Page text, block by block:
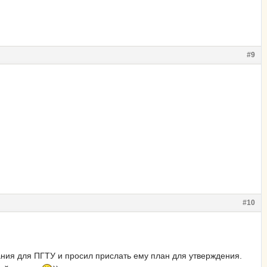
#9
#10
для ПГТУ и просил прислать ему план для утверждения.